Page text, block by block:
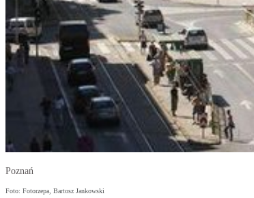
Poznań
Foto: Fotorzepa, Bartosz Jankowski